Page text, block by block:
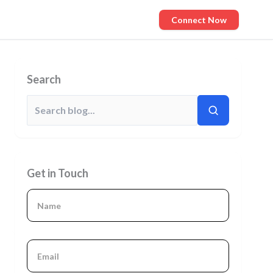
Connect Now
Search
Get in Touch